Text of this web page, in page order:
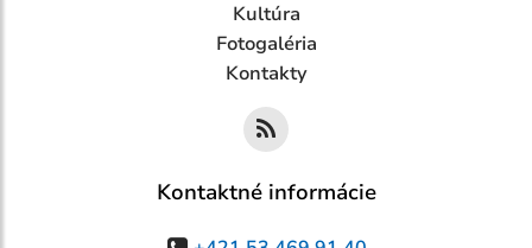
Kultúra
Fotogaléria
Kontakty
Kontaktné informácie